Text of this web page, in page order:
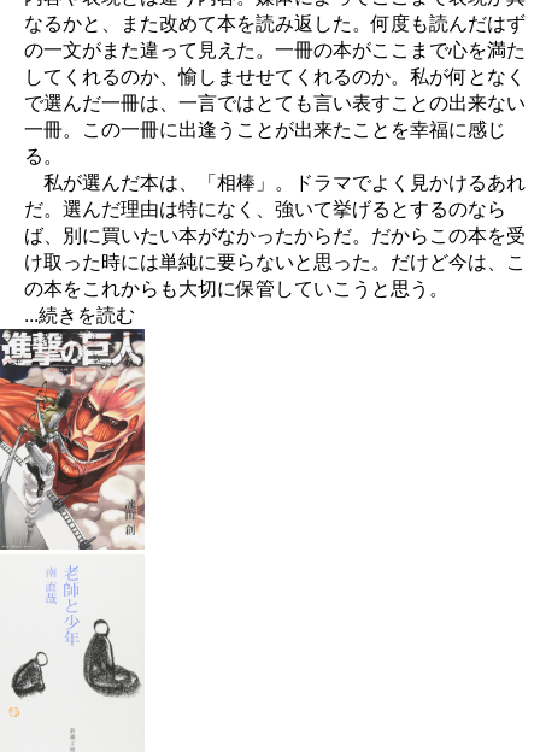
なるかと、また改めて本を読み返した。何度も読んだはず
の一文がまた違って見えた。一冊の本がここまで心を満た
してくれるのか、愉しませせてくれるのか。私が何となく
で選んだ一冊は、一言ではとても言い表すことの出来ない
一冊。この一冊に出逢うことが出来たことを幸福に感じ
る。
私が選んだ本は、「相棒」。ドラマでよく見かけるあれ
だ。選んだ理由は特になく、強いて挙げるとするのなら
ば、別に買いたい本がなかったからだ。だからこの本を受
け取った時には単純に要らないと思った。だけど今は、こ
の本をこれからも大切に保管していこうと思う。
...続きを読む